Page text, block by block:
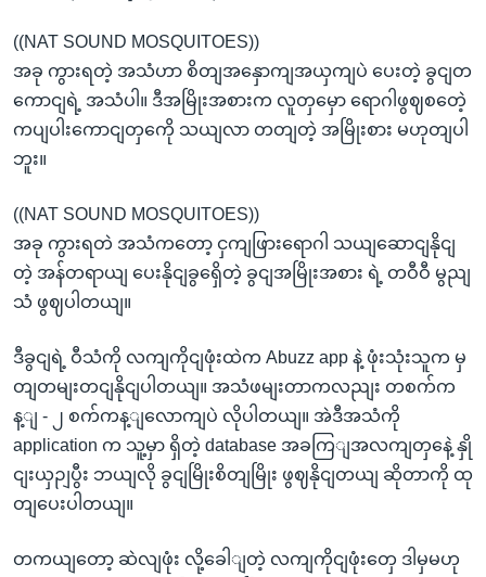
((NAT SOUND MOSQUITOES))
အခု ကွားရတဲ့ အသံဟာ စိတျအနှောကျအယှကျပဲ ပေးတဲ့ ခွငျတ
ကောငျရဲ့ အသံပါ။ ဒီအမြိုးအစားက လူတှမှော ရောဂါဖွဈစတေဲ့
ကပျပါးကောငျတှကေို သယျလာ တတျတဲ့ အမြိုးစား မဟုတျပါ
ဘူး။
((NAT SOUND MOSQUITOES))
အခု ကွားရတဲ အသံကတော့ ငှကျဖြားရောဂါ သယျဆောငျနိုငျ
တဲ့ အန်တရာယျ ပေးနိုငျခွရှေိတဲ့ ခွငျအမြိုးအစား ရဲ့ တဝီဝီ မွညျ
သံ ဖွဈပါတယျ။
ဒီခွငျရဲ့ ဝီသံကို လကျကိုငျဖုံးထဲက Abuzz app နဲ့ ဖုံးသုံးသူက မှ
တျတမျးတငျနိုငျပါတယျ။ အသံဖမျးတာကလညျး တစက်က
န့ျ - ၂ စက်ကန့ျလောကျပဲ လိုပါတယျ။ အဲဒီအသံကို
application က သူ့မှာ ရှိတဲ့ database အခကြျအလကျတှနေဲ့ နှို
ငျးယှဉျပွီး ဘယျလို ခွငျမြိုးစိတျမြိုး ဖွဈနိုငျတယျ ဆိုတာကို ထု
တျပေးပါတယျ။
တကယျတော့ ဆဲလျဖုံး လို့ခေါျတဲ့ လကျကိုငျဖုံးတှေ ဒါမှမဟု